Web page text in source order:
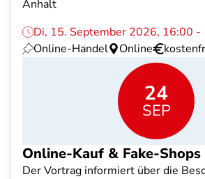
Anhalt
Di, 15. September 2026, 16:00 -
Online-Handel
Online
24
SEP
Online-Kauf & Fake-Shops
Der Vortrag informiert über die